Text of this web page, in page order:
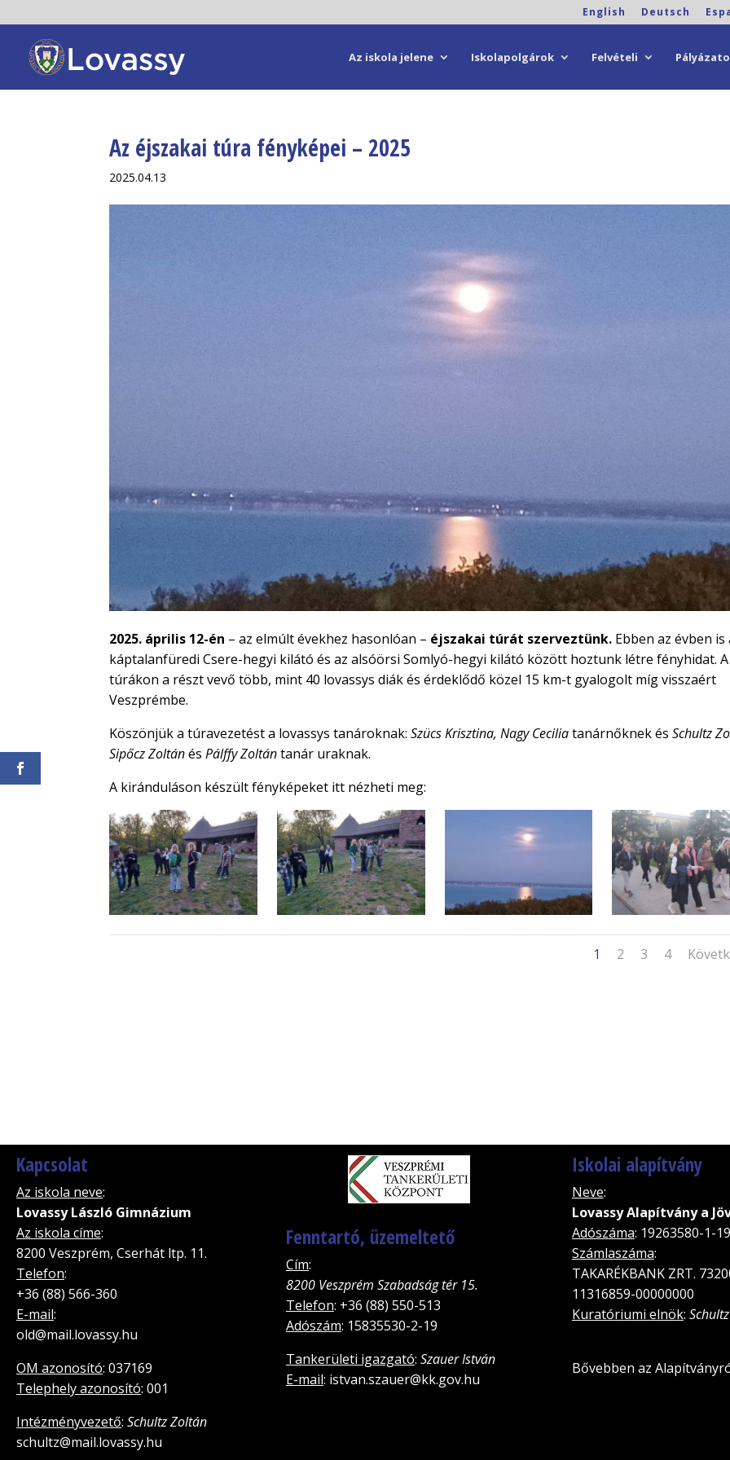
English Deutsch
Az iskola jelene Iskolapolgárok Felvételi
Az éjszakai túra fényképei – 2025
2025.04.13
2025. április 12-én – az elmúlt évekhez hasonlóan – éjszakai túrát szerveztünk. Ebben az évben is
káptalanfüredi Csere-hegyi kilátó és az alsóörsi Somlyó-hegyi kilátó között hoztunk létre fényhidat. A
túrákon a részt vevő több, mint 40 lovassys diák és érdeklődő közel 15 km-t gyalogolt míg visszaért
Veszprémbe.
Köszönjük a túravezetést a lovassys tanároknak:Szücs Krisztina, Nagy Ceciliatanárnőknek ésSchultz
Sipőcz ZoltánésPálffy Zoltántanár uraknak.
A kiránduláson készült fényképeket itt nézheti meg:
1 2 3 4
Kapcsolat
Az iskola neve:
Lovassy László Gimnázium
Az iskola címe:
8200 Veszprém, Cserhát ltp. 11.
Telefon:
+36 (88) 566-360
E-mail:
old@mail.lovassy.hu
OM azonosító: 037169
Telephely azonosító: 001
Intézményvezető: Schultz Zoltán
schultz@mail.lovassy.hu
Fenntartó, üzemeltető
Cím:
8200 Veszprém Szabadság tér 15.
Telefon: +36 (88) 550-513
Adószám: 15835530-2-19
Tankerületi igazgató: Szauer István
E-mail: istvan.szauer@kk.gov.hu
Iskolai alapítvány
Neve:
Lovassy Alapítvány a
Adószáma: 19263580-1-19
Számlaszáma:
TAKARÉKBANK ZRT.
11316859-00000000
Kuratóriumi elnök:
Bővebben az